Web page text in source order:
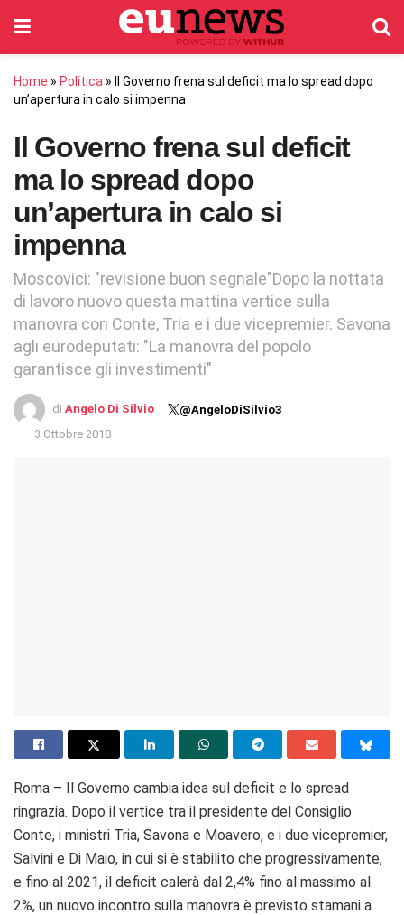
Home » Politica »
Il Governo frena sul deficit ma lo spread dopo
un’apertura in calo si impenna
Il Governo frena sul deficit
ma lo spread dopo
un’apertura in calo si
impenna
Moscovici: "revisione buon segnale"Dopo la nottata
di lavoro nuovo questa mattina vertice sulla
manovra con Conte, Tria e i due vicepremier. Savona
agli eurodeputati: "La manovra del popolo
garantisce gli investimenti"
di Angelo Di Silvio
@AngeloDiSilvio3
3 Ottobre 2018
Roma – Il Governo cambia idea sul deficit e lo spread
ringrazia. Dopo il vertice tra il presidente del Consiglio
Conte, i ministri Tria, Savona e Moavero, e i due vicepremier,
Salvini e Di Maio, in cui si è stabilito che progressivamente,
e fino al 2021, il deficit calerà dal 2,4% fino al massimo al
2%, un nuovo incontro sulla manovra è previsto stamani a